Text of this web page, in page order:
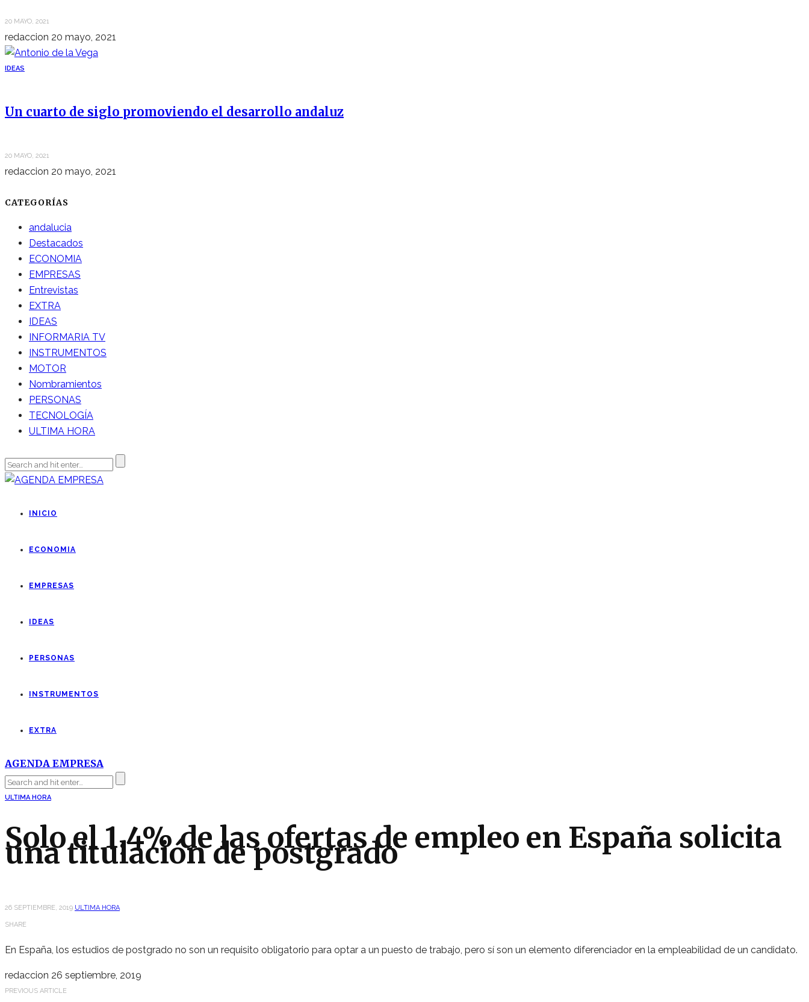
20 MAYO, 2021
redaccion 20 mayo, 2021
IDEAS
Un cuarto de siglo promoviendo el desarrollo andaluz
20 MAYO, 2021
redaccion 20 mayo, 2021
CATEGORÍAS
andalucia
Destacados
ECONOMIA
EMPRESAS
Entrevistas
EXTRA
IDEAS
INFORMARIA TV
INSTRUMENTOS
MOTOR
Nombramientos
PERSONAS
TECNOLOGÍA
ULTIMA HORA
INICIO
ECONOMIA
EMPRESAS
IDEAS
PERSONAS
INSTRUMENTOS
EXTRA
AGENDA EMPRESA
ULTIMA HORA
Solo el 1,4% de las ofertas de empleo en España solicita
una titulación de postgrado
26 SEPTIEMBRE, 2019 ULTIMA HORA
SHARE
En España, los estudios de postgrado no son un requisito obligatorio para optar a un puesto de trabajo, pero sí son un elemento diferenciador en la empleabilidad de un candidato.
redaccion 26 septiembre, 2019
PREVIOUS ARTICLE